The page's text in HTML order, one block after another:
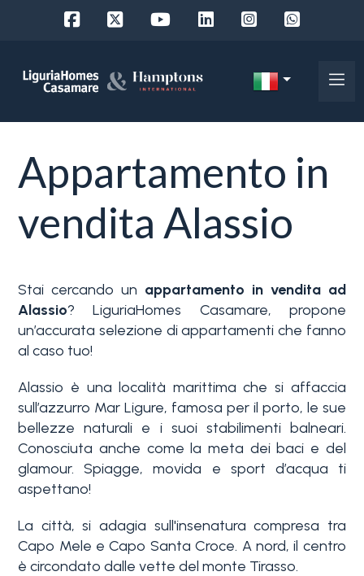
Appartamento in
vendita Alassio
Stai cercando un appartamento in vendita ad
Alassio? LiguriaHomes Casamare, propone
un’accurata selezione di appartamenti che fanno
al caso tuo!
Alassio è una località marittima che si affaccia
sull’azzurro Mar Ligure, famosa per il porto, le sue
bellezze naturali e i suoi stabilimenti balneari.
Conosciuta anche come la meta dei baci e del
glamour. Spiagge, movida e sport d’acqua ti
aspettano!
La città, si adagia sull'insenatura compresa tra
Capo Mele e Capo Santa Croce. A nord, il centro
è circondato dalle vette del monte Tirasso.
DE
siamo
I
nostri
La
Liguria
Ricerca
Blog
dove
cercare
Provincia
Comune
Tipologia
-
multiscelta
Qualsiasi